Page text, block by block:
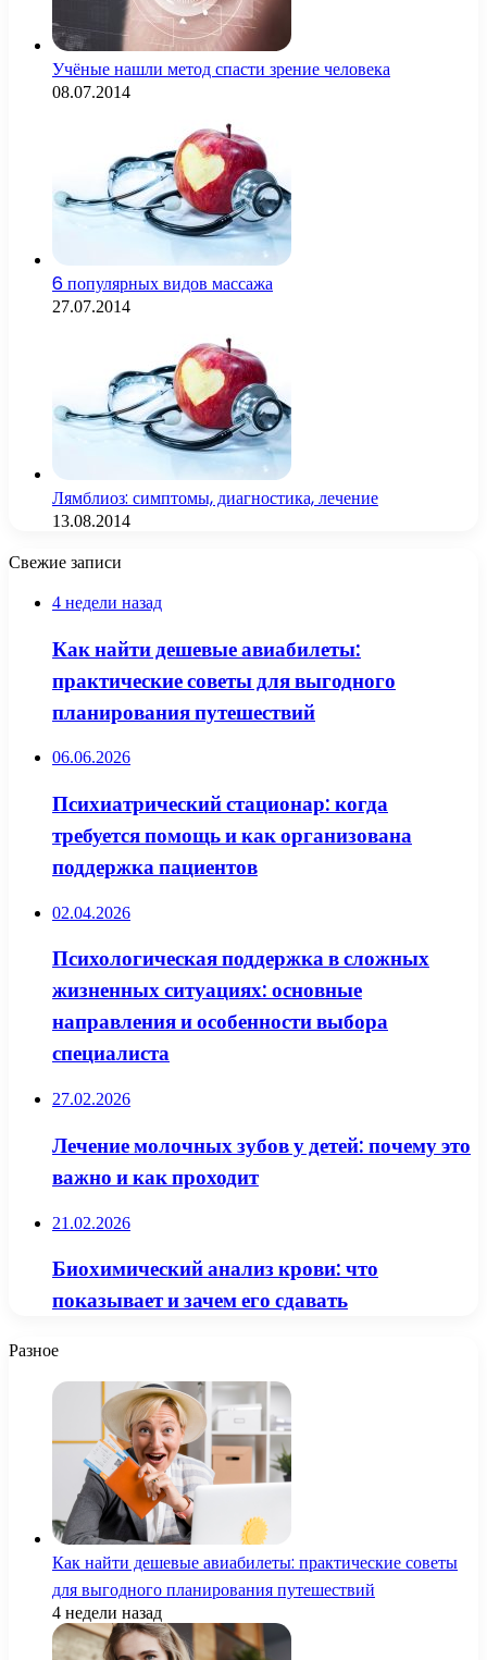
Учёные нашли метод спасти зрение человека
08.07.2014
6 популярных видов массажа
27.07.2014
Лямблиоз: симптомы, диагностика, лечение
13.08.2014
Свежие записи
4 недели назад
Как найти дешевые авиабилеты:
практические советы для выгодного
планирования путешествий
06.06.2026
Психиатрический стационар: когда
требуется помощь и как организована
поддержка пациентов
02.04.2026
Психологическая поддержка в сложных
жизненных ситуациях: основные
направления и особенности выбора
специалиста
27.02.2026
Лечение молочных зубов у детей: почему это
важно и как проходит
21.02.2026
Биохимический анализ крови: что
показывает и зачем его сдавать
Разное
Как найти дешевые авиабилеты: практические советы
для выгодного планирования путешествий
4 недели назад